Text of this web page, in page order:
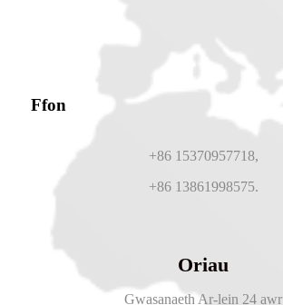
Ffon
+86 15370957718,
+86 13861998575.
Oriau
Gwasanaeth Ar-lein 24 awr